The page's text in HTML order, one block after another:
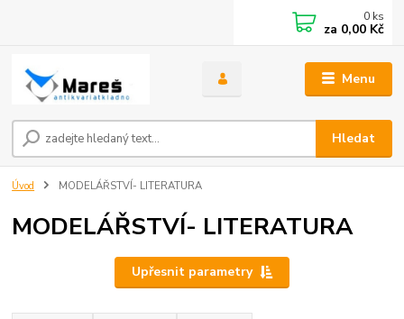
Menu
Hledat
0 ks
za 0,00 Kč
Úvod MODELÁŘSTVÍ- LITERATURA
MODELÁŘSTVÍ- LITERATURA
Upřesnit parametry